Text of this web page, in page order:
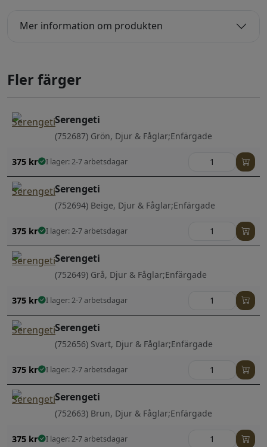
Mer information om produkten
Fler färger
Serengeti
(752687) Grön, Djur & Fåglar;Enfärgade
375 kr I lager: 2-7 arbetsdagar
Serengeti
(752694) Beige, Djur & Fåglar;Enfärgade
375 kr I lager: 2-7 arbetsdagar
Serengeti
(752649) Grå, Djur & Fåglar;Enfärgade
375 kr I lager: 2-7 arbetsdagar
Serengeti
(752656) Svart, Djur & Fåglar;Enfärgade
375 kr I lager: 2-7 arbetsdagar
Serengeti
(752663) Brun, Djur & Fåglar;Enfärgade
375 kr I lager: 2-7 arbetsdagar